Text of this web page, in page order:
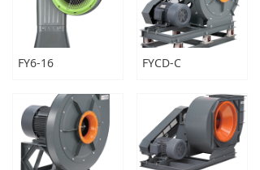
FY6-16 FYCD-C